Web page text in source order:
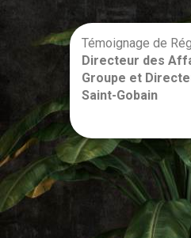
Témoignage de
Directeur des
Groupe et
Saint-Gobain